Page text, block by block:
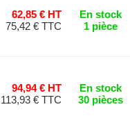
62,85 € HT
75,42 € TTC
En stock
1 pièce
94,94 € HT
113,93 € TTC
En stock
30 pièces